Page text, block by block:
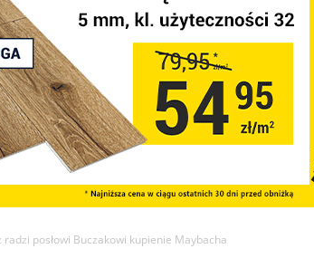
posłowi Buczakowi kupienie Maybacha